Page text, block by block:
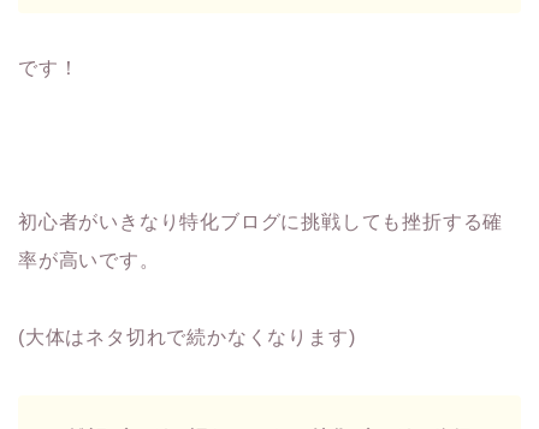
です！
初心者がいきなり特化ブログに挑戦しても挫折する確
率が高いです。
(大体はネタ切れで続かなくなります)